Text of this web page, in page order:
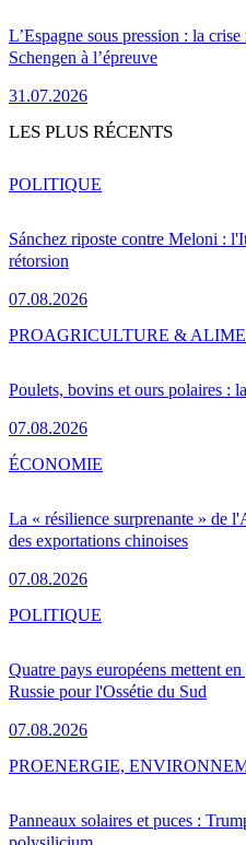
L’Espagne sous pression : la
Schengen à l’épreuve
31.07.2026
LES PLUS RÉCENTS
Sánchez riposte contre Meloni :
rétorsion
07.08.2026
POLITIQUE
Poulets, bovins et ours polaires :
07.08.2026
PROAGRICULTURE &
La « résilience surprenante » de
des exportations chinoises
07.08.2026
ÉCONOMIE
Quatre pays européens mettent
Russie pour l'Ossétie du Sud
07.08.2026
POLITIQUE
Panneaux solaires et puces :
PROENERGIE,